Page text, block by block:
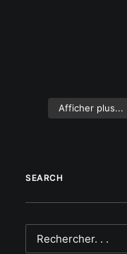
Afficher plus...
SEARCH